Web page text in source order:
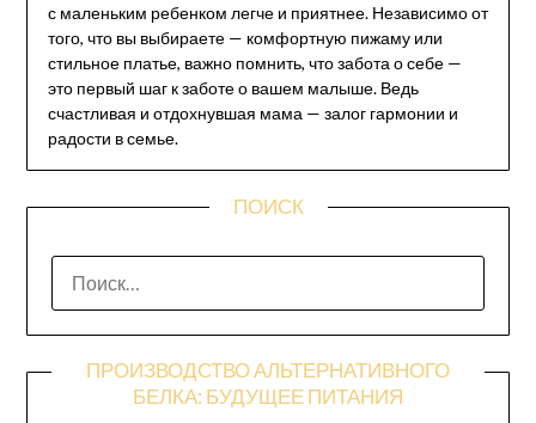
с маленьким ребенком легче и приятнее. Независимо от
того, что вы выбираете — комфортную пижаму или
стильное платье, важно помнить, что забота о себе —
это первый шаг к заботе о вашем малыше. Ведь
счастливая и отдохнувшая мама — залог гармонии и
радости в семье.
ПОИСК
ПРОИЗВОДСТВО АЛЬТЕРНАТИВНОГО
БЕЛКА: БУДУЩЕЕ ПИТАНИЯ